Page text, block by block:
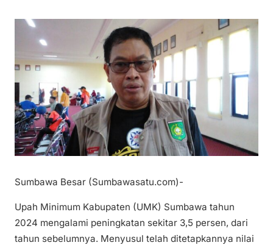
Sumbawa Besar (Sumbawasatu.com)-
Upah Minimum Kabupaten (UMK) Sumbawa tahun
2024 mengalami peningkatan sekitar 3,5 persen, dari
tahun sebelumnya. Menyusul telah ditetapkannya nilai